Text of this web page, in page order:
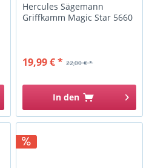
Hercules Sägemann
Griffkamm Magic Star 5660
22,00 € *
19,99 € *
In den